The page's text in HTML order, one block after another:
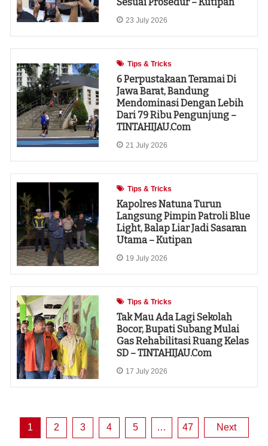
23 July 2026
Tips & Tricks
6 Perpustakaan Teramai Di
Jawa Barat, Bandung
Mendominasi Dengan Lebih
Dari 79 Ribu Pengunjung –
TINTAHIJAU.com
21 July 2026
Tips & Tricks
Kapolres Natuna Turun
Langsung Pimpin Patroli Blue
Light, Balap Liar Jadi Sasaran
Utama – Kutipan
19 July 2026
Tips & Tricks
Tak Mau Ada Lagi Sekolah
Bocor, Bupati Subang Mulai
Gas Rehabilitasi Ruang Kelas
SD – TINTAHIJAU.com
17 July 2026
Posts
1 2 3 4 5 … 47 Next